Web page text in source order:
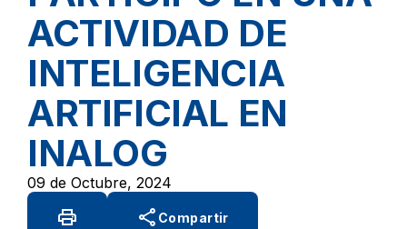
ACTIVIDAD DE
INTELIGENCIA
ARTIFICIAL EN
INALOG
09 de Octubre, 2024
print share Compartir